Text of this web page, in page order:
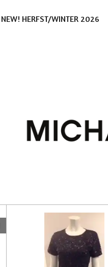
NEW! HERFST/WINTER 2026